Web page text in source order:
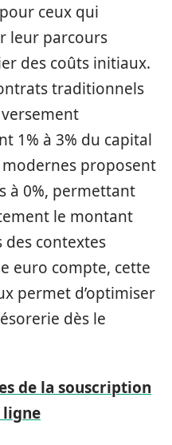
ceux qui
leur parcours
des coûts initiaux.
traditionnels
1% à 3% du capital
proposent
à 0%, permettant
le montant
des contextes
euro compte, cette
permet d’optimiser
dès le
de la souscription
ligne